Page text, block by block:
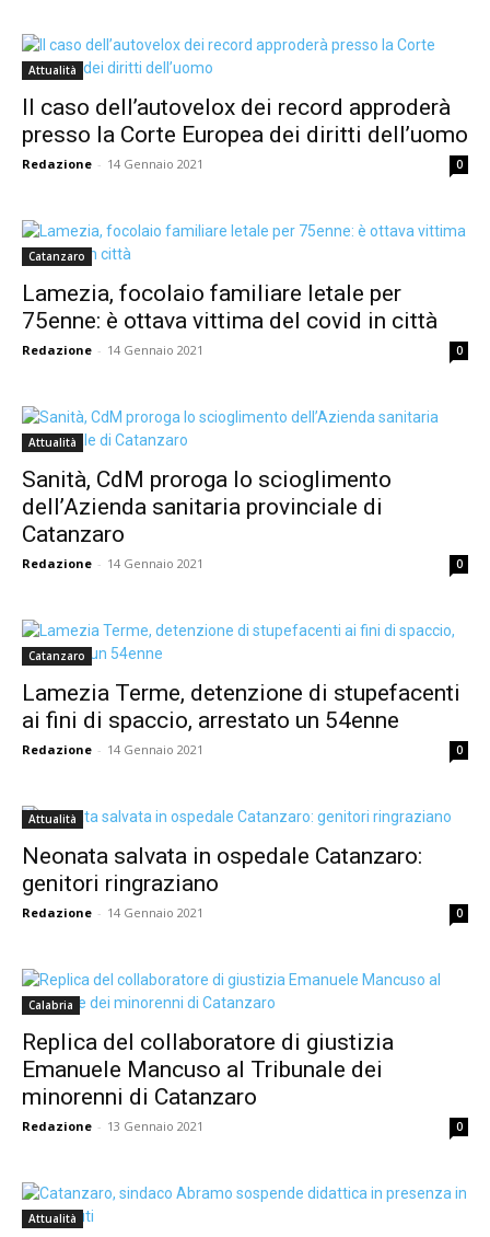
Attualità
Il caso dell’autovelox dei record approderà
presso la Corte Europea dei diritti dell’uomo
Redazione - 14 Gennaio 2021 0
Catanzaro
Lamezia, focolaio familiare letale per
75enne: è ottava vittima del covid in città
Redazione - 14 Gennaio 2021 0
Attualità
Sanità, CdM proroga lo scioglimento
dell’Azienda sanitaria provinciale di
Catanzaro
Redazione - 14 Gennaio 2021 0
Catanzaro
Lamezia Terme, detenzione di stupefacenti
ai fini di spaccio, arrestato un 54enne
Redazione - 14 Gennaio 2021 0
Attualità
Neonata salvata in ospedale Catanzaro:
genitori ringraziano
Redazione - 14 Gennaio 2021 0
Calabria
Replica del collaboratore di giustizia
Emanuele Mancuso al Tribunale dei
minorenni di Catanzaro
Redazione - 13 Gennaio 2021 0
Attualità